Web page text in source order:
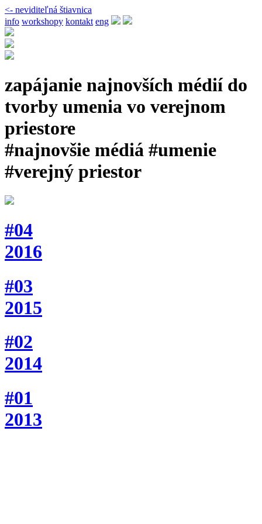
<- neviditeľná štiavnica
info workshopy kontakt eng
zapájanie najnovších médií do
tvorby umenia vo verejnom
priestore
#najnovšie médiá #umenie
#verejný priestor
#04
2016
#03
2015
#02
2014
#01
2013